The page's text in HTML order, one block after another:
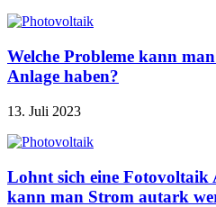
Welche Probleme kann
Anlage haben?
13. Juli 2023
Lohnt sich eine Fotovoltaik
kann man Strom autark